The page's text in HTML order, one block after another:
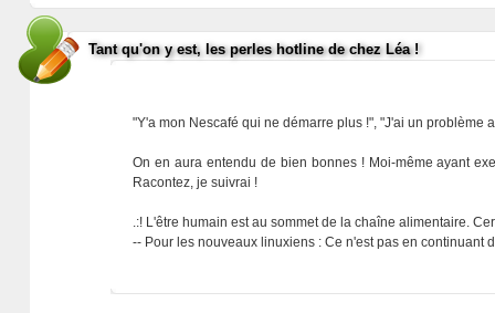
Tant qu'on y est, les perles hotline de chez Léa !
"Y'a mon Nescafé qui ne démarre plus !", "J'ai un problème
On en aura entendu de bien bonnes ! Moi-même ayant
Racontez, je suivrai !
.:! L'être humain est au sommet de la chaîne alimentaire.
-- Pour les nouveaux linuxiens : Ce n'est pas en continuant